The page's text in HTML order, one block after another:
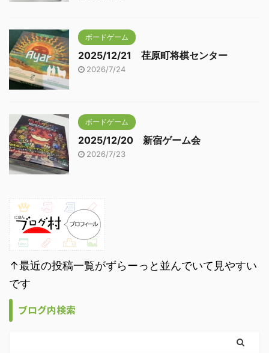
ボードゲーム
2025/12/21 荏原町将棋センター
2026/7/24
ボードゲーム
2025/12/20 新宿ゲーム会
2026/7/23
↑最近の投稿一覧がずらーっと並んでいて見やすい
です
ブログ内検索